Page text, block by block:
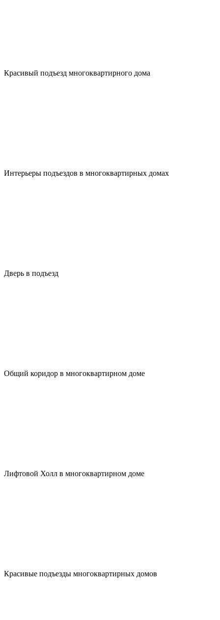
Красивый подъезд многоквартирного дома
Интерьеры подъездов в многоквартирных домах
Дверь в подъезд
Общий коридор в многоквартирном доме
Лифтовой Холл в многоквартирном доме
Красивые подъезды многоквартирных домов